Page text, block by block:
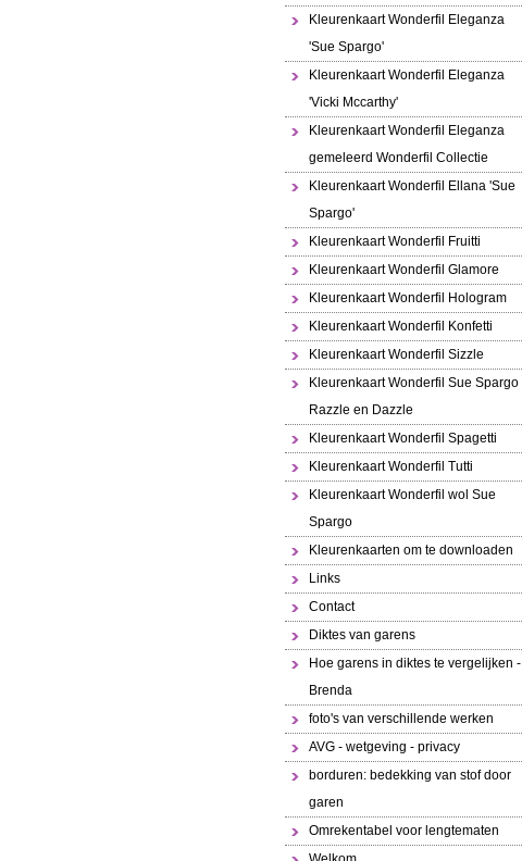
Kleurenkaart Wonderfil Eleganza
'Sue Spargo'
Kleurenkaart Wonderfil Eleganza
'Vicki Mccarthy'
Kleurenkaart Wonderfil Eleganza
gemeleerd Wonderfil Collectie
Kleurenkaart Wonderfil Ellana 'Sue
Spargo'
Kleurenkaart Wonderfil Fruitti
Kleurenkaart Wonderfil Glamore
Kleurenkaart Wonderfil Hologram
Kleurenkaart Wonderfil Konfetti
Kleurenkaart Wonderfil Sizzle
Kleurenkaart Wonderfil Sue Spargo
Razzle en Dazzle
Kleurenkaart Wonderfil Spagetti
Kleurenkaart Wonderfil Tutti
Kleurenkaart Wonderfil wol Sue
Spargo
Kleurenkaarten om te downloaden
Links
Contact
Diktes van garens
Hoe garens in diktes te vergelijken -
Brenda
foto's van verschillende werken
AVG - wetgeving - privacy
borduren: bedekking van stof door
garen
Omrekentabel voor lengtematen